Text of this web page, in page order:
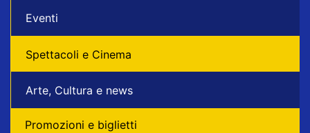
Eventi
Spettacoli e Cinema
Arte, Cultura e news
Promozioni e biglietti